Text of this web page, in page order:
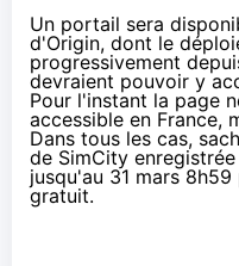
Un portail sera
d'Origin, dont le
progressivement
devraient pouvoir y
Pour l'instant la page
accessible en France,
Dans tous les cas,
de SimCity
jusqu'au 31 mars
gratuit.